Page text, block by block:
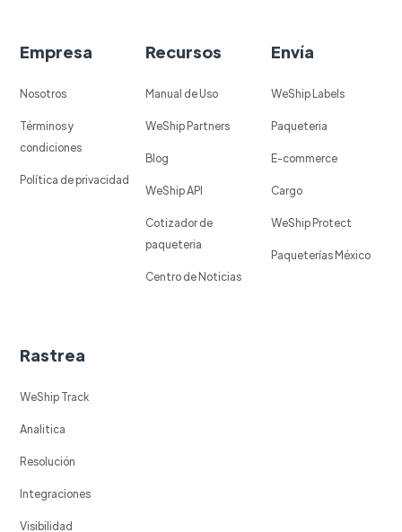
Empresa
Nosotros
Términos y
condiciones
Política de privacidad
Recursos
Manual de Uso
WeShip Partners
Blog
WeShip API
Cotizador de
paqueteria
Centro de Noticias
Envía
WeShip Labels
Paqueteria
E-commerce
Cargo
WeShip Protect
Paqueterías México
Rastrea
WeShip Track
Analitica
Resolución
Integraciones
Visibilidad